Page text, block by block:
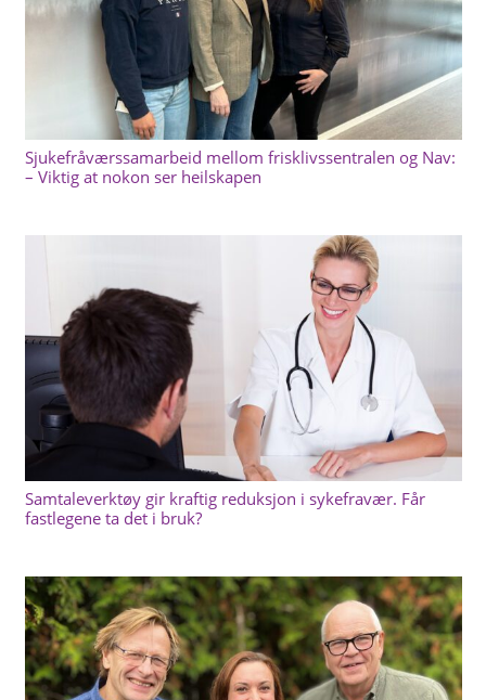
Sjukefråværssamarbeid mellom frisklivssentralen og Nav:
– Viktig at nokon ser heilskapen
Samtaleverktøy gir kraftig reduksjon i sykefravær. Får
fastlegene ta det i bruk?